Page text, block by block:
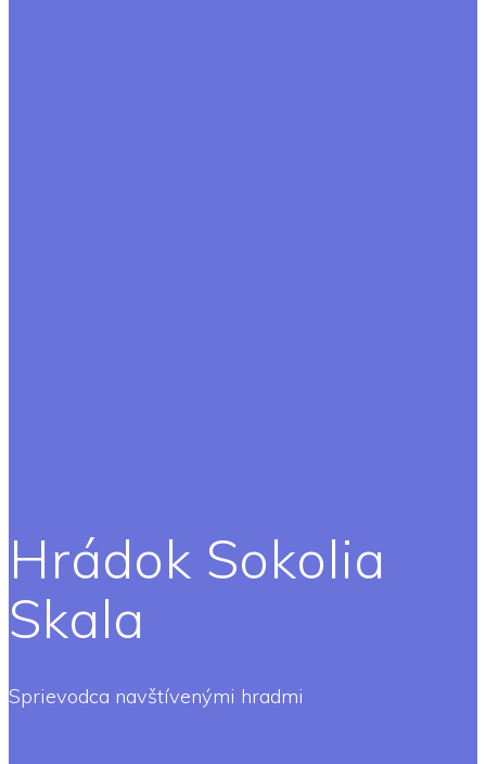
Hrádok Sokolia
Skala
Sprievodca navštívenými hradmi